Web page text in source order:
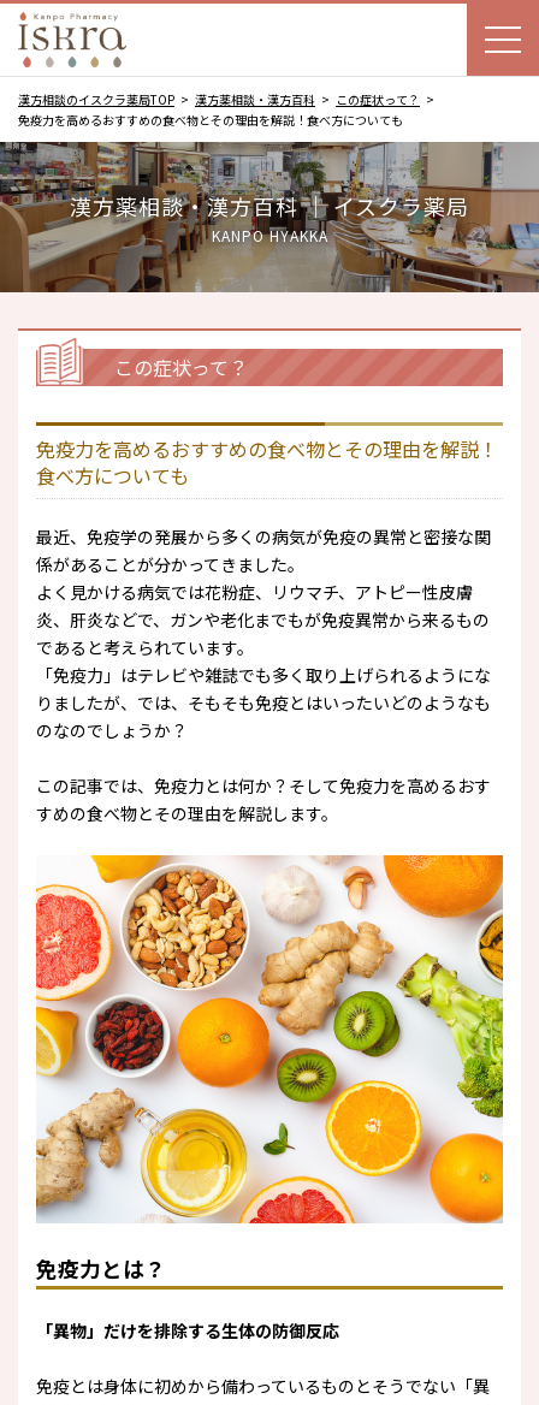
漢方相談のイスクラ薬局TOP 漢方薬相談・漢方百科
この症状って？
免疫力を高めるおすすめの食べ物とその理由を解説！食べ方についても
漢方薬相談・漢方百科 ｜ イスクラ薬局
KANPO HYAKKA
この症状って？
免疫力を高めるおすすめの食べ物とその理由を解説！
食べ方についても
最近、免疫学の発展から多くの病気が免疫の異常と密接な関
係があることが分かってきました。
よく見かける病気では花粉症、リウマチ、アトピー性皮膚
炎、肝炎などで、ガンや老化までもが免疫異常から来るもの
であると考えられています。
「免疫力」はテレビや雑誌でも多く取り上げられるようにな
りましたが、では、そもそも免疫とはいったいどのようなも
のなのでしょうか？
この記事では、免疫力とは何か？そして免疫力を高めるおす
すめの食べ物とその理由を解説します。
免疫力とは？
「異物」だけを排除する生体の防御反応
免疫とは身体に初めから備わっているものとそうでない「異